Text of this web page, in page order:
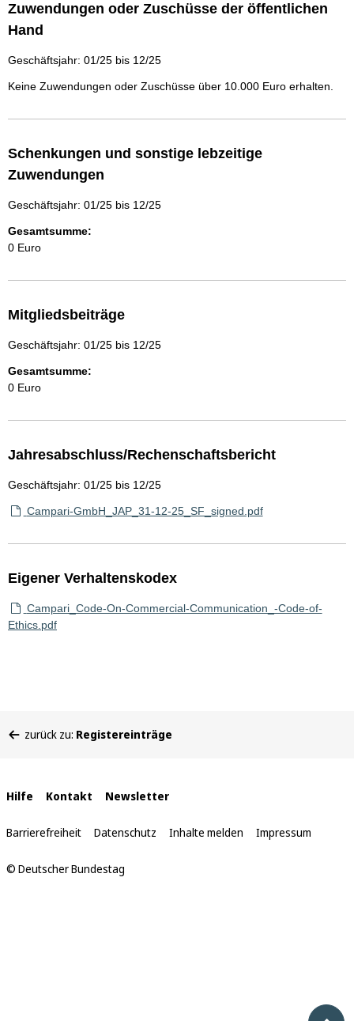
Zuwendungen oder Zuschüsse der öffentlichen
Hand
Geschäftsjahr: 01/25 bis 12/25
Keine Zuwendungen oder Zuschüsse über 10.000 Euro erhalten.
Schenkungen und sonstige lebzeitige
Zuwendungen
Geschäftsjahr: 01/25 bis 12/25
Gesamtsumme:
0 Euro
Mitgliedsbeiträge
Geschäftsjahr: 01/25 bis 12/25
Gesamtsumme:
0 Euro
Jahresabschluss/Rechenschaftsbericht
Geschäftsjahr: 01/25 bis 12/25
Campari-GmbH_JAP_31-12-25_SF_signed.pdf
Eigener Verhaltenskodex
Campari_Code-On-Commercial-Communication_-Code-of-
Ethics.pdf
befinden
zurück zu: Registereinträge
Interne
Links
Hilfe Kontakt Newsletter
Barrierefreiheit Datenschutz Inhalte melden Impressum
© Deutscher Bundestag